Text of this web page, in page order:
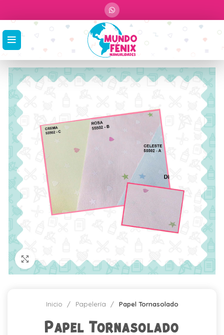
Click para agrandar
Inicio Papelería Papel Tornasolado
Papel Tornasolado